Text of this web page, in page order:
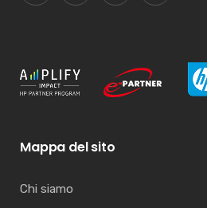
Mappa del sito
Chi siamo